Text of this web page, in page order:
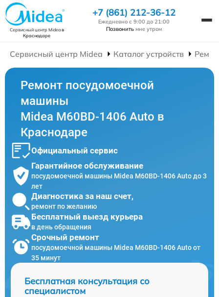
Сервисный центр Mideaв
Краснодаре
+7 (861) 212-36-12
Ежедневно с 9:00 до 21:00
Позвонить мне утром
Сервисный центр Midea Каталог устройств
Ремонт посудомоечной
машины
Midea M60BD-1406 Auto в
Краснодаре
Официальный сервис
Гарантийное обслуживание
посудомоечной машины Midea M60BD-1406 Auto до 3
лет
Диагностика за наш счет,
ремонт по желанию
Бесплатный выезд курьера
в день обращения
Срочный ремонт
посудомоечной машины Midea M60BD-1406 Auto от
35 минут
Бесплатная консультация со
специалистом